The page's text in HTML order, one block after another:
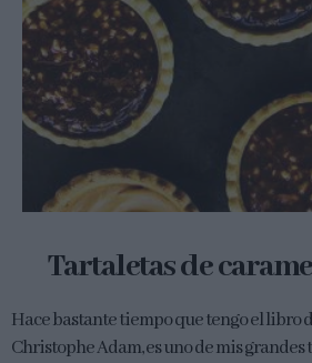
Tartaletas de
Hace bastante tiempo que tengo el libro
Christophe Adam, es uno de mis grandes